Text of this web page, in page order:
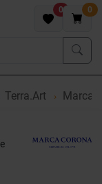
0 0
Terra.Art Marca